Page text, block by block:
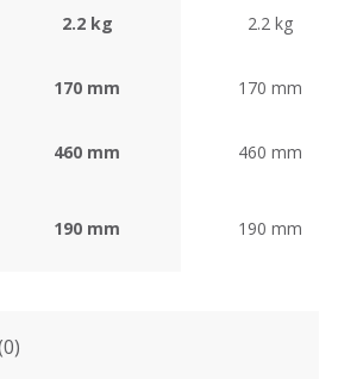
2.2 kg 2.2 kg
170 mm 170 mm
460 mm 460 mm
190 mm 190 mm